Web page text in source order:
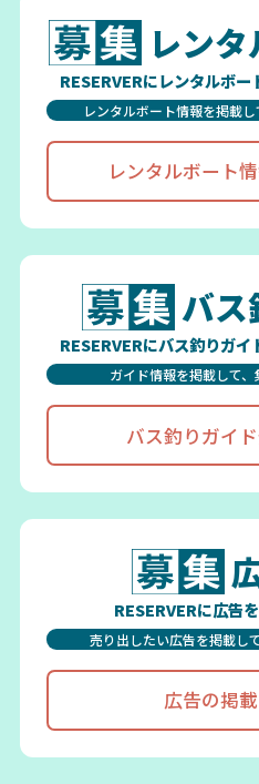
レン
RESERVERにレンタルボ
レンタルボート情報を掲載
レンタルボート
バス
RESERVERにバス釣りガ
ガイド情報を掲載して、
バス釣りガイ
RESERVERに広告
売り出したい広告を掲載し
広告の掲